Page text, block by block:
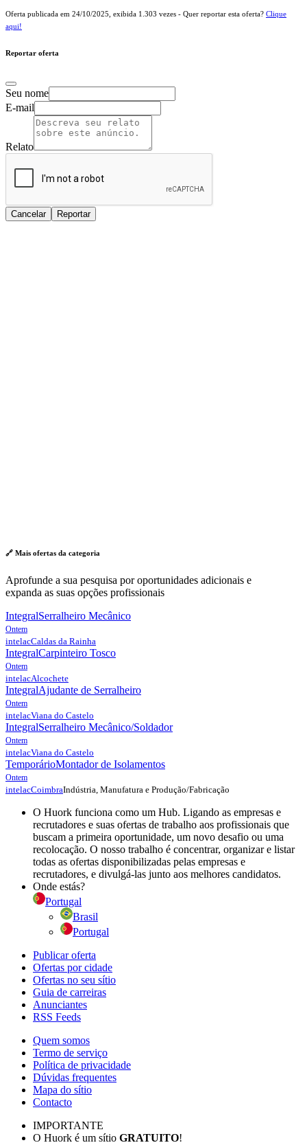
Oferta publicada em 24/10/2025 , exibida 1.303 vezes - Quer reportar esta oferta? Clique
aqui!
Reportar oferta
Seu nome
E-mail
Relato
Cancelar Reportar
🔗 Mais ofertas da categoria
Aprofunde a sua pesquisa por oportunidades adicionais e
expanda as suas opções profissionais
IntegralSerralheiro Mecânico
Ontem
intelacCaldas da Rainha
IntegralCarpinteiro Tosco
Ontem
intelacAlcochete
IntegralAjudante de Serralheiro
Ontem
intelacViana do Castelo
IntegralSerralheiro Mecânico/Soldador
Ontem
intelacViana do Castelo
TemporárioMontador de Isolamentos
Ontem
intelacCoimbraIndústria, Manufatura e Produção/Fabricação
O Huork funciona como um Hub. Ligando as empresas e
recrutadores e suas ofertas de trabalho aos profissionais que
buscam a primeira oportunidade, um novo desafio ou uma
recolocação. O nosso trabalho é concentrar, organizar e listar
todas as ofertas disponibilizadas pelas empresas e
recrutadores, e divulgá-las junto aos melhores candidatos.
Onde estás?
Portugal
Brasil
Portugal
Publicar oferta
Ofertas por cidade
Ofertas no seu sítio
Guia de carreiras
Anunciantes
RSS Feeds
Quem somos
Termo de serviço
Política de privacidade
Dúvidas frequentes
Mapa do sítio
Contacto
IMPORTANTE
O Huork é um sítio GRATUITO!